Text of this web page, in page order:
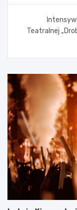
Teatralnej